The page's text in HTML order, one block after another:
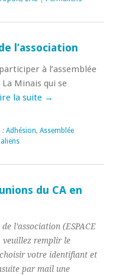
l’association
à l’assemblée
Minais qui se
la suite →
: Adhésion, Assemblée
du CA en
l’association (ESPACE
veuillez remplir le
votre identifiant et
par mail une